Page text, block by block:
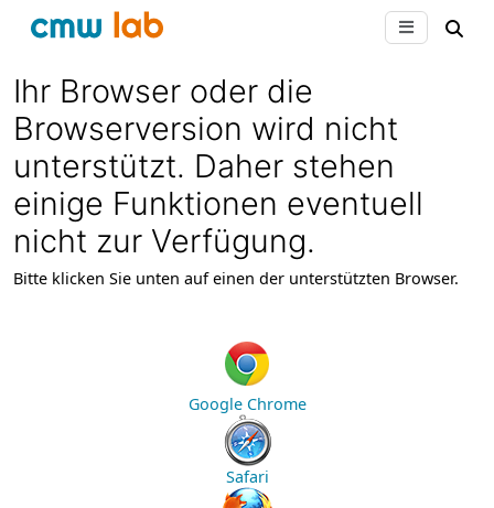
Ihr Browser oder die
Browserversion wird nicht
unterstützt. Daher stehen
einige Funktionen eventuell
nicht zur Verfügung.
Bitte klicken Sie unten auf einen der unterstützten Browser.
Google Chrome
Safari